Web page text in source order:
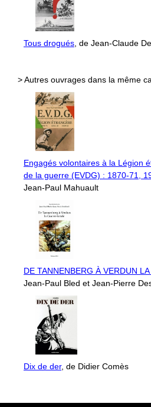
Tous drogués , de Jean-Claude
> Autres ouvrages dans la même
Engagés volontaires à la Légion
de la guerre (EVDG) : 1870-71,
Jean-Paul Mahuault
DE TANNENBERG À VERDUN
Jean-Paul Bled et Jean-Pierre
Dix de der, de Didier Comès